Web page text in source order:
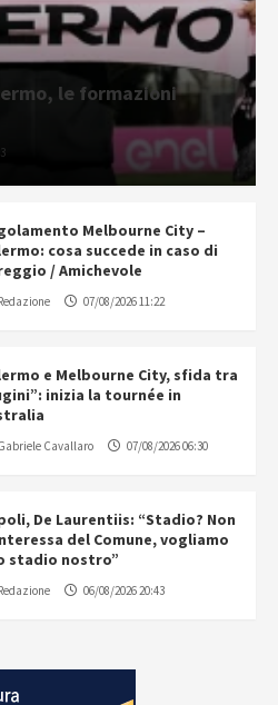
le formazioni
Melbourne City –
cosa succede in caso di
/ Amichevole
07/08/2026 11:22
e Melbourne City, sfida tra
inizia la tournée in
Cavallaro 07/08/2026 06:30
De Laurentiis: “Stadio? Non
del Comune, vogliamo
stadio nostro”
06/08/2026 20:43